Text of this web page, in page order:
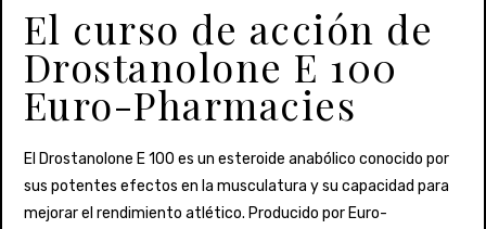
El curso de acción de
Drostanolone E 100
Euro-Pharmacies
El Drostanolone E 100 es un esteroide anabólico conocido por
sus potentes efectos en la musculatura y su capacidad para
mejorar el rendimiento atlético. Producido por Euro-